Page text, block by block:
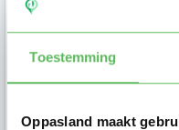
Toestemming
Oppasland maakt